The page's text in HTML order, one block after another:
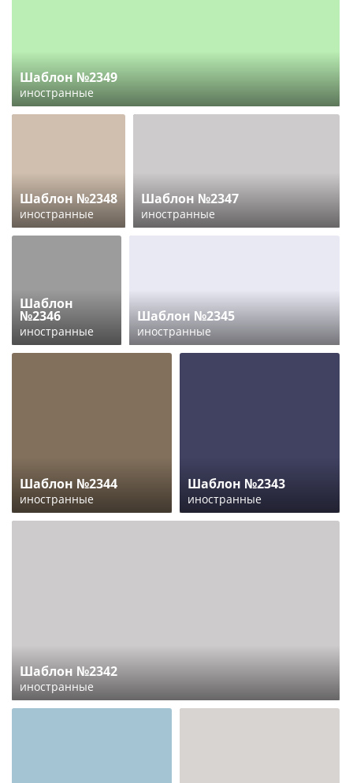
Шаблон №2349
иностранные
Шаблон №2348
иностранные
Шаблон №2347
иностранные
Шаблон
№2346
иностранные
Шаблон №2345
иностранные
Шаблон №2344
иностранные
Шаблон №2343
иностранные
Шаблон №2342
иностранные